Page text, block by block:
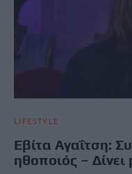
LIFESTYLE
Εβίτα Αγαΐτση:
ηθοποιός –